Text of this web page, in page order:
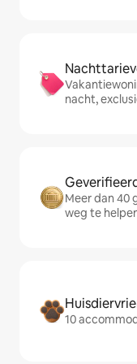
nacht,
Meer dan 40
weg te
10